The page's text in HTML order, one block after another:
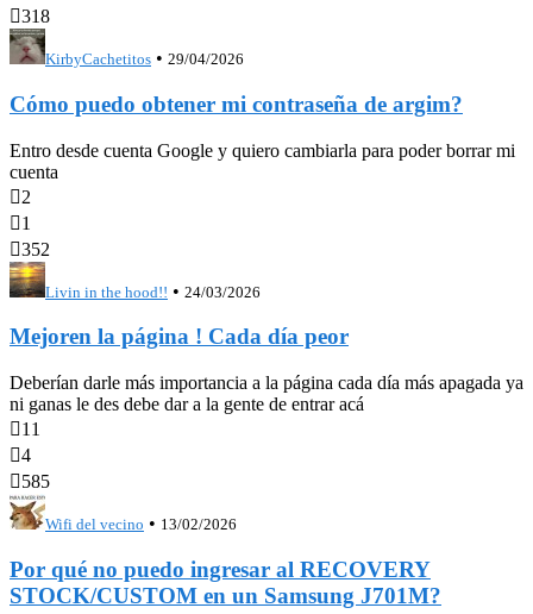
318
KirbyCachetitos • 29/04/2026
Cómo puedo obtener mi contraseña de argim?
Entro desde cuenta Google y quiero cambiarla para poder borrar mi
cuenta
2
1
352
Livin in the hood!! • 24/03/2026
Mejoren la página ! Cada día peor
Deberían darle más importancia a la página cada día más apagada ya
ni ganas le des debe dar a la gente de entrar acá
11
4
585
Wifi del vecino • 13/02/2026
Por qué no puedo ingresar al RECOVERY
STOCK/CUSTOM en un Samsung J701M?